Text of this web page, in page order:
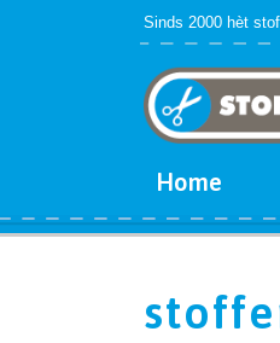
Sinds 2000 hèt
Home